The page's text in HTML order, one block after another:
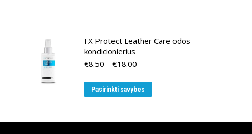
FX Protect Leather Care odos
kondicionierius
€8.50 – €18.00
€8.50
through
Pasirinkti savybes